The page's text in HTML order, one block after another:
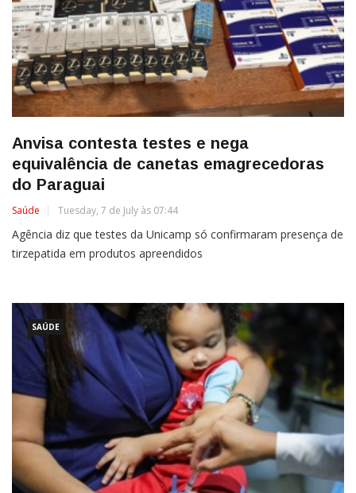
Anvisa contesta testes e nega
equivalência de canetas emagrecedoras
do Paraguai
Saúde Tuesday, 7 de July às 07:44
Agência diz que testes da Unicamp só confirmaram presença de
tirzepatida em produtos apreendidos
SAÚDE